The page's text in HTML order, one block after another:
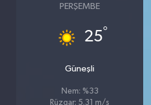
PERŞEMBE
25°
Güneşli
Nem: %33
Rüzgar: 5.31 m/s